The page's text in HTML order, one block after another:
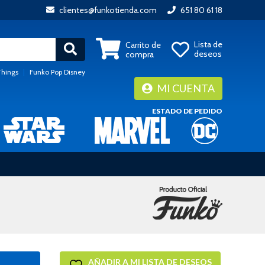
clientes@funkotienda.com 651 80 61 18
| Funko Pop Disney
Carrito de
compra
Lista de
deseos
MI CUENTA
ESTADO DE PEDIDO
AÑADIR A MI LISTA DE DESEOS